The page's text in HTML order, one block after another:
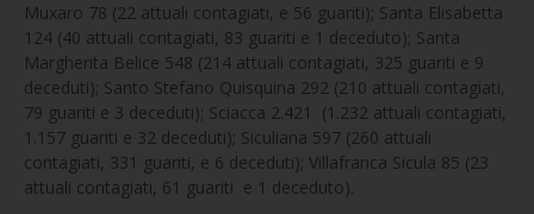
Muxaro 78 (22 attuali contagiati, e 56 guariti); Santa Elisabetta
124 (40 attuali contagiati, 83 guariti e 1 deceduto); Santa
Margherita Belice 548 (214 attuali contagiati, 325 guariti e 9
deceduti); Santo Stefano Quisquina 292 (210 attuali contagiati,
79 guariti e 3 deceduti); Sciacca 2.421 (1.232 attuali contagiati,
1.157 guariti e 32 deceduti); Siculiana 597 (260 attuali
contagiati, 331 guariti, e 6 deceduti); Villafranca Sicula 85 (23
attuali contagiati, 61 guariti e 1 deceduto).